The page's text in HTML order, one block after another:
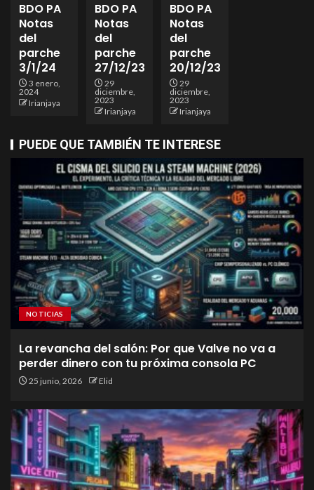
BDO PA
Notas
del
parche
3/1/24
3 enero,
2024
Irianjaya
BDO PA
Notas
del
parche
27/12/23
29
diciembre,
2023
Irianjaya
BDO PA
Notas
del
parche
20/12/23
29
diciembre,
2023
Irianjaya
PUEDE QUE TAMBIÉN TE INTERESE
NOTICIAS
La revancha del salón: Por que Valve no va a
perder dinero con tu próxima consola PC
25 junio, 2026 Elid